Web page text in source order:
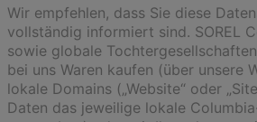
Wir empfehlen, dass Sie diese
vollständig informiert sind. SOREL
sowie globale
bei uns Waren kaufen (über unsere
lokale Domains („Website“ oder
Daten das jeweilige lokale